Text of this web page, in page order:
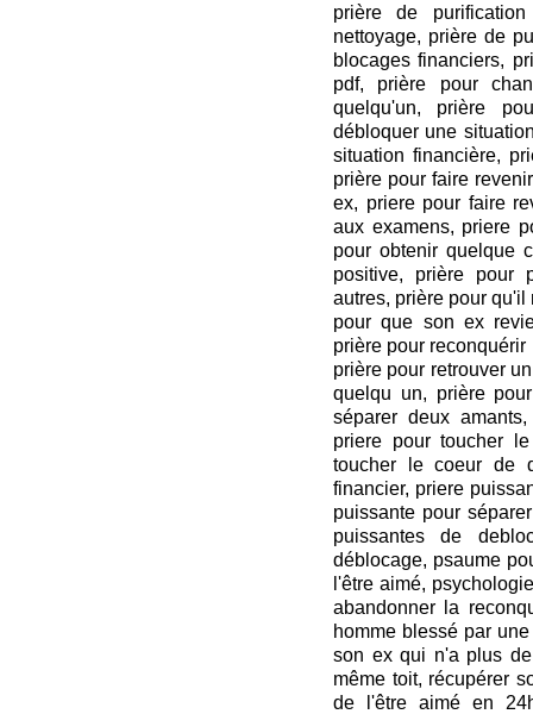
prière de
nettoyage, prière de
blocages financiers,
pdf, prière pour
quelqu'un, prière
débloquer une
situation financière,
prière pour faire
ex, priere pour faire
aux examens, priere
pour obtenir quelque
positive, prière pour
autres, prière pour
pour que son ex
prière pour
prière pour retrouver
quelqu un, prière
séparer deux
priere pour toucher
toucher le coeur de
financier, priere
puissante pour
puissantes de
déblocage, psaume
l'être aimé,
abandonner la
homme blessé par
son ex qui n'a plus
même toit, récupérer
de l'être aimé en